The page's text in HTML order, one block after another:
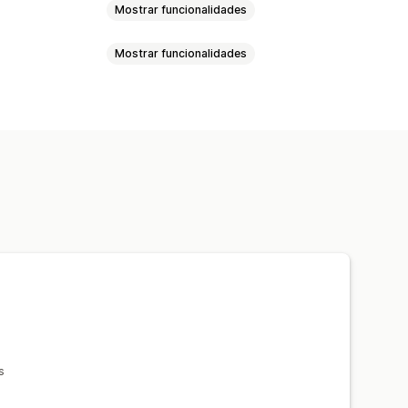
Mostrar funcionalidades
Mostrar funcionalidades